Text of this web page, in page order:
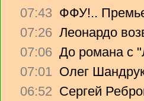
07:43 ФФУ!..
07:26 Леонардо
07:06 До романа с
07:01 Олег
06:52 Сергей